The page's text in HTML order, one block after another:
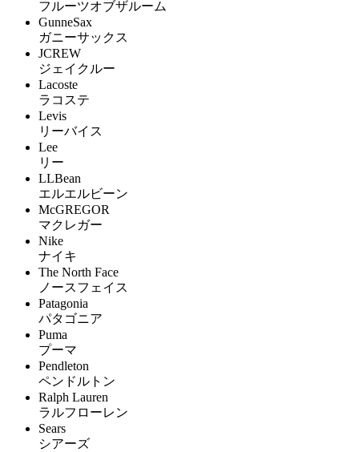
フルーツオブザルーム
GunneSax
ガニーサックス
JCREW
ジェイクルー
Lacoste
ラコステ
Levis
リーバイス
Lee
リー
LLBean
エルエルビーン
McGREGOR
マクレガー
Nike
ナイキ
The North Face
ノースフェイス
Patagonia
パタゴニア
Puma
プーマ
Pendleton
ペンドルトン
Ralph Lauren
ラルフローレン
Sears
シアーズ